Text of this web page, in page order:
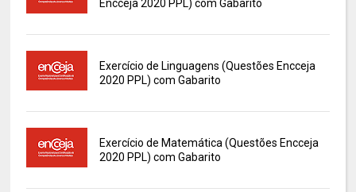
Encceja 2020 PPL) com Gabarito
Exercício de Linguagens (Questões Encceja
2020 PPL) com Gabarito
Exercício de Matemática (Questões Encceja
2020 PPL) com Gabarito